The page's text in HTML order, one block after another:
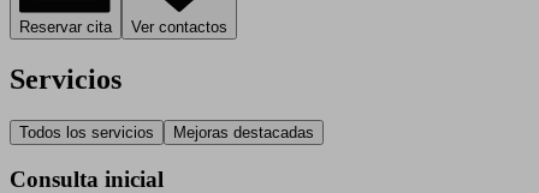
Reservar cita Ver contactos
Servicios
Todos los servicios Mejoras destacadas
Consulta inicial